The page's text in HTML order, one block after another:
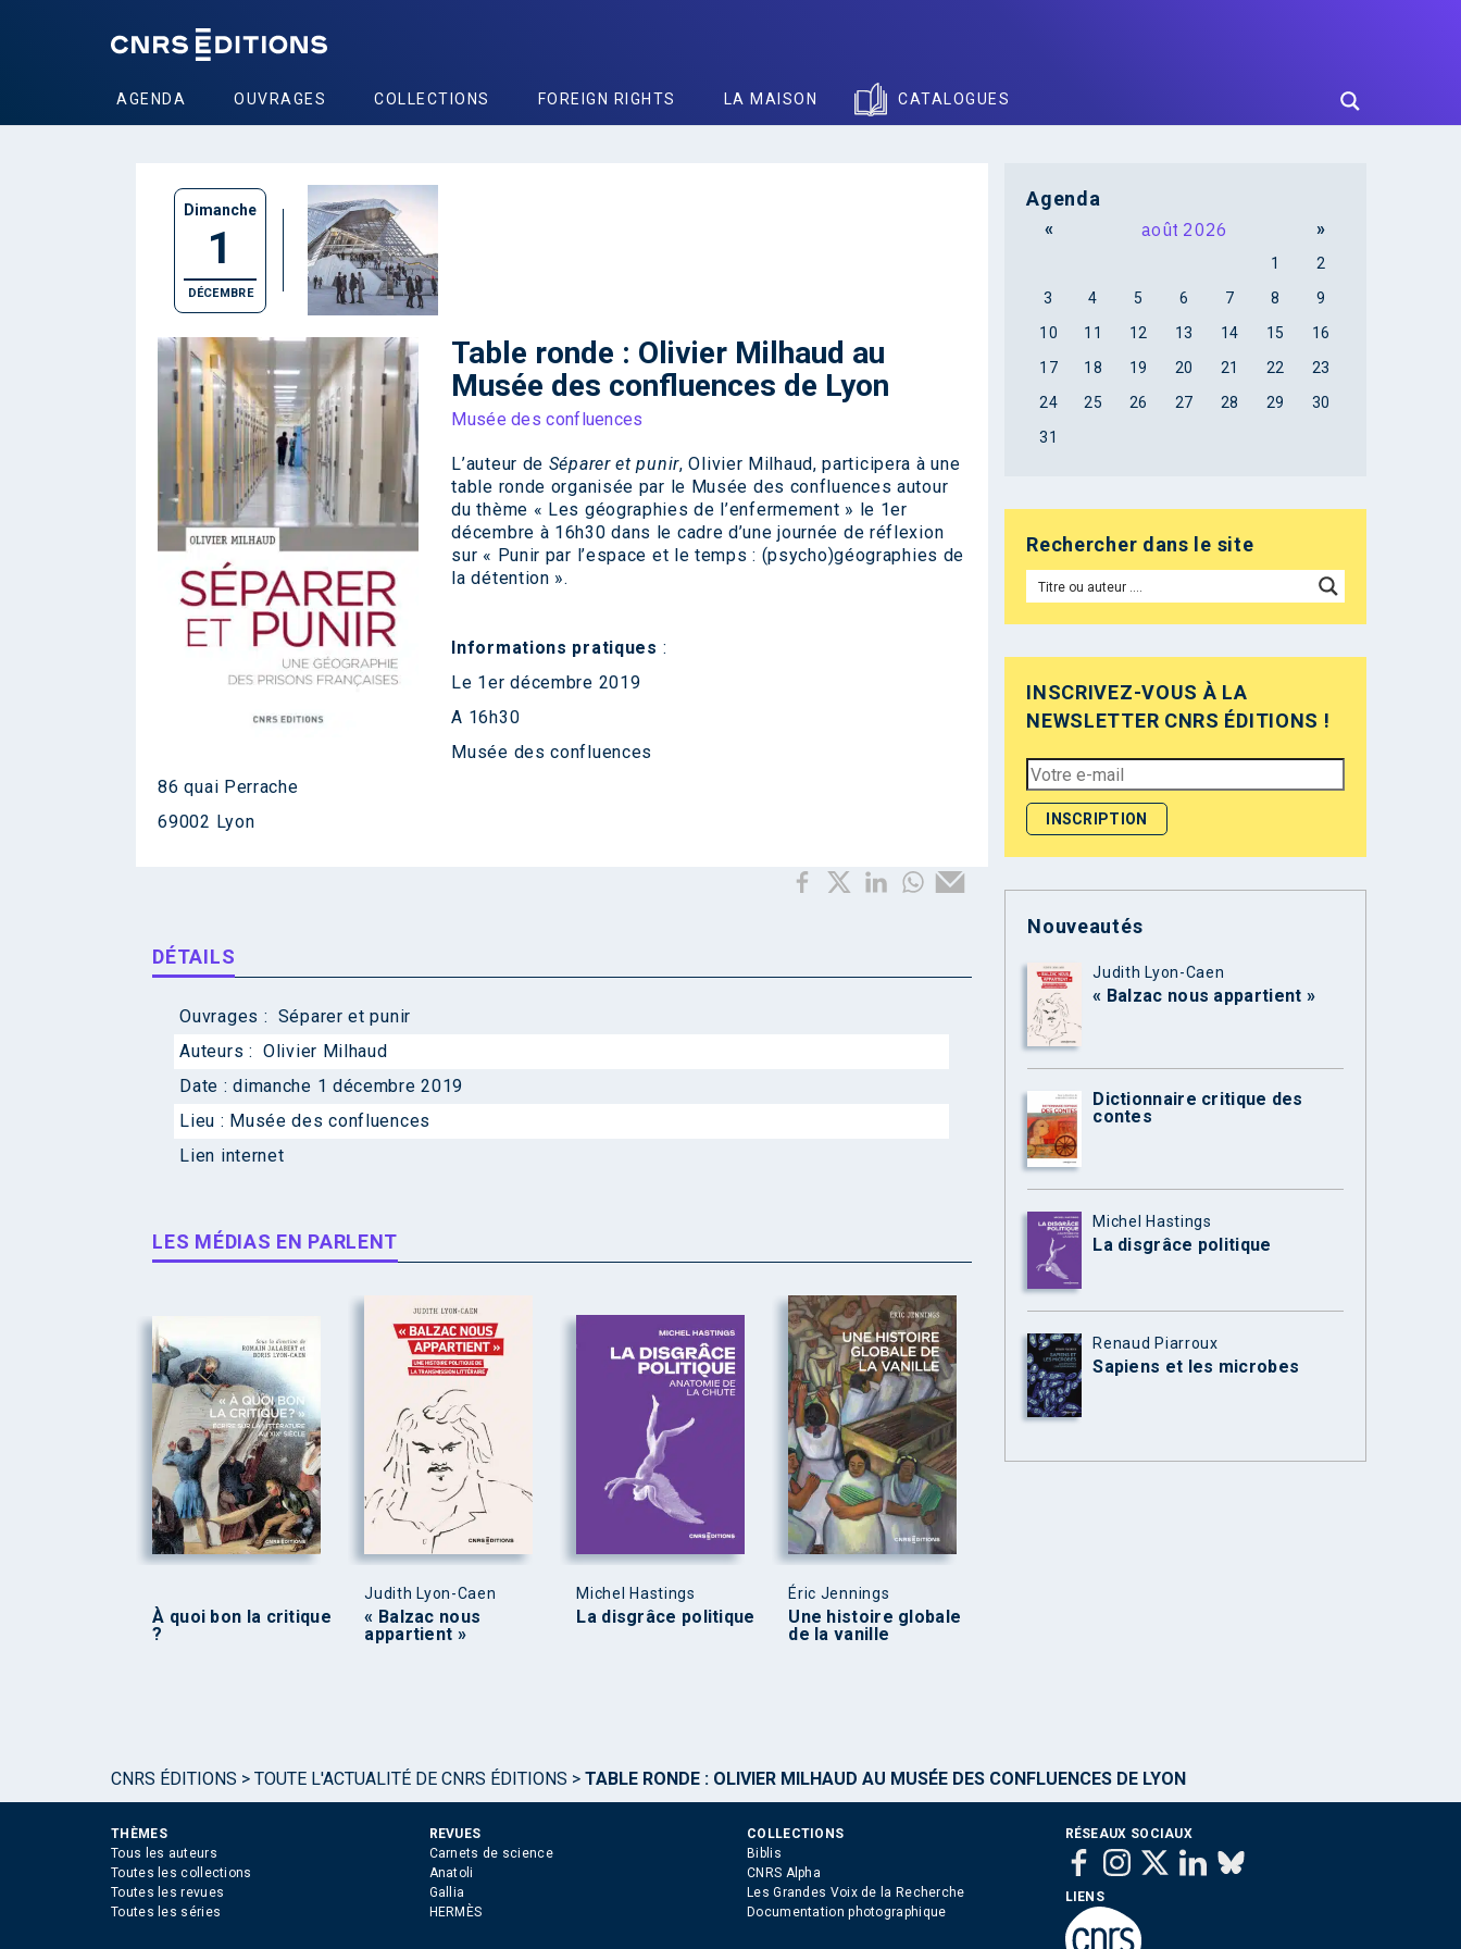
AGENDA OUVRAGES COLLECTIONS FOREIGN RIGHTS LA MAISON CATALOGUES
Dimanche
1
DÉCEMBRE
Table ronde : Olivier Milhaud au
Musée des confluences de Lyon
Musée des confluences
L’auteur de Séparer et punir,Olivier Milhaud, participera à une
table ronde organisée par le Musée des confluences autour
du thème « Les géographies de l’enfermement » le 1er
décembre à 16h30 dans le cadre d’une journée de réflexion
sur « Punir par l’espace et le temps : (psycho)géographies de
la détention ».
Informations pratiques :
Le 1er décembre 2019
A 16h30
Musée des confluences
86 quai Perrache
69002 Lyon
DÉTAILS
Ouvrages : Séparer et punir
Auteurs : Olivier Milhaud
Date :dimanche 1 décembre 2019
Lieu : Musée des confluences
Lien internet
LES MÉDIAS EN PARLENT
À quoi bon la critique
?
Judith Lyon-Caen
« Balzac nous
appartient »
Michel Hastings
La disgrâce politique
Éric Jennings
Une histoire globale
de la vanille
Agenda
« août 2026 »
1
2
3
4 5 6 7 8
9
10
11 12 13 14 15
16
17
18 19 20 21 22
23
24
25 26 27 28 29
30
31
Rechercher dans le site
INSCRIVEZ-VOUS À LA
NEWSLETTER CNRS ÉDITIONS !
Nouveautés
Judith Lyon-Caen
« Balzac nous appartient »
Dictionnaire critique des
contes
Michel Hastings
La disgrâce politique
Renaud Piarroux
Sapiens et les microbes
CNRS ÉDITIONS > TOUTE L'ACTUALITÉ DE CNRS ÉDITIONS > TABLE RONDE : OLIVIER MILHAUD AU MUSÉE DES CONFLUENCES DE LYON
THÈMES
Tous les auteurs
Toutes les collections
Toutes les revues
Toutes les séries
REVUES
Carnets de science
Anatoli
Gallia
HERMÈS
COLLECTIONS
Biblis
CNRS Alpha
Les Grandes Voix de la Recherche
Documentation photographique
RÉSEAUX SOCIAUX
LIENS